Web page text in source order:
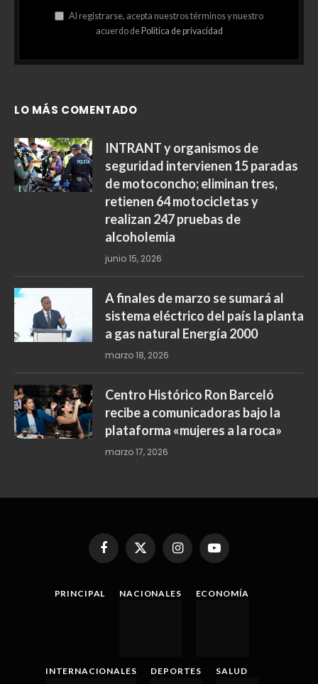
Al registrarse, acepta nuestros términos y nuestro
acuerdo de Política de privacidad
LO MÁS COMENTADO
INTRANT y organismos de
seguridad intervienen 15 paradas
de motoconcho; eliminan tres,
retienen 64 motocicletas y
realizan 247 pruebas de
alcoholemia
junio 15, 2026
A finales de marzo se sumará al
sistema eléctrico del país la planta
a gas natural Energía 2000
marzo 18, 2026
Centro Histórico Ron Barceló
recibe a comunicadoras bajo la
plataforma «mujeres a la roca»
marzo 17, 2026
FacebookX
InstagramYouTube
PRINCIPAL NACIONALES ECONOMÍA
INTERNACIONALES DEPORTES SALUD